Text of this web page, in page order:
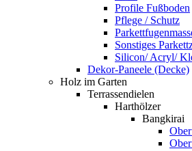
Profile Fußboden
Pflege / Schutz
Sonstiges
Silicon/ Acryl/
Dekor-Paneele (Decke)
Holz im Garten
Terrassendielen
Harthölzer
Bangkirai